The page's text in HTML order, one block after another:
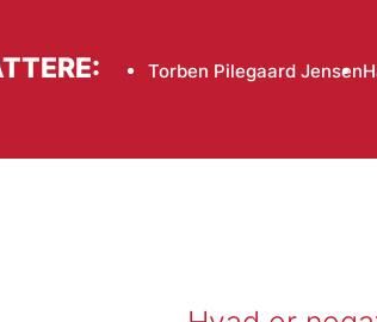
Torben Pilegaard Jensen